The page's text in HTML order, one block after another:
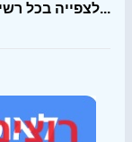
לצפייה בכל רשימת החברים שלי...